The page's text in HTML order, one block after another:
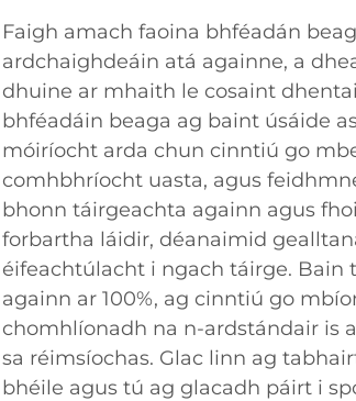
Faigh amach faoina bhféadán
ardchaighdeáin atá againne, a
dhuine ar mhaith le cosaint
bhféadáin beaga ag baint úsáide
móiríocht arda chun cinntiú go
comhbhríocht uasta, agus
bhonn táirgeachta againn agus
forbartha láidir, déanaimid
éifeachtúlacht i ngach táirge. Bain
againn ar 100%, ag cinntiú go
chomhlíonadh na n-ardstándair is
sa réimsíochas. Glac linn ag
bhéile agus tú ag glacadh páirt i